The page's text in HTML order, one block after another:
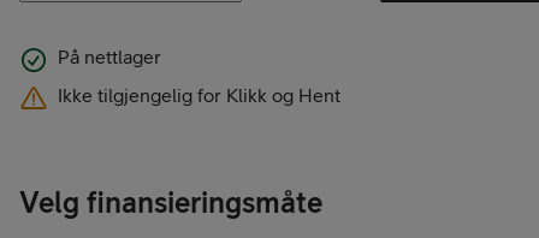
På nettlager
Ikke tilgjengelig for Klikk og Hent
Velg finansieringsmåte